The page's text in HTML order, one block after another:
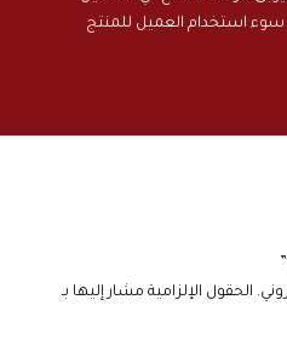
سوء استخدام العميل للمنتج
الحقول الإلزامية مشار إليها بـ